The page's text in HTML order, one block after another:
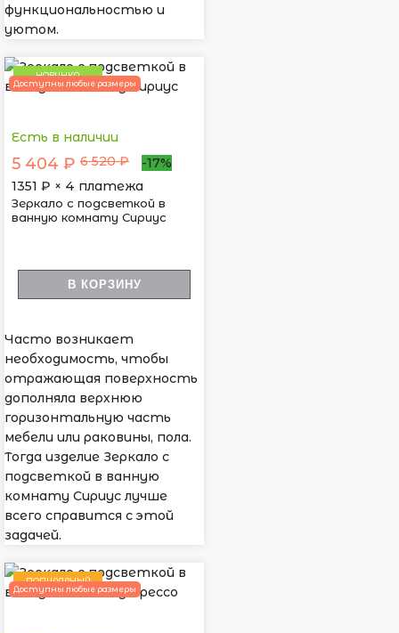
функциональностью и
уютом.
НОВИНКА
Доступны любые размеры
Есть в наличии
5 404 ₽ 6 520 ₽
-17%
1351 ₽ × 4 платежа
Зеркало с подсветкой в
ванную комнату Сириус
В КОРЗИНУ
Часто возникает
необходимость, чтобы
отражающая поверхность
дополняла верхнюю
горизонтальную часть
мебели или раковины, пола.
Тогда изделие Зеркало с
подсветкой в ванную
комнату Сириус лучше
всего справится с этой
задачей.
ПОПУЛЯРНЫЙ
Доступны любые размеры